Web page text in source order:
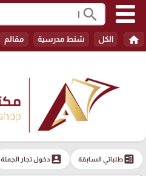
search
home الكل شنط مدرسية مقالم
ballotطلباتي السابقة account_boxدخول تجار الجملة